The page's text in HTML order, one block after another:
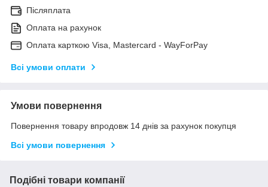
Післяплата
Оплата на рахунок
Оплата карткою Visa, Mastercard - WayForPay
Всі умови оплати
Умови повернення
Повернення товару впродовж 14 днів за рахунок покупця
Всі умови повернення
Подібні товари компанії